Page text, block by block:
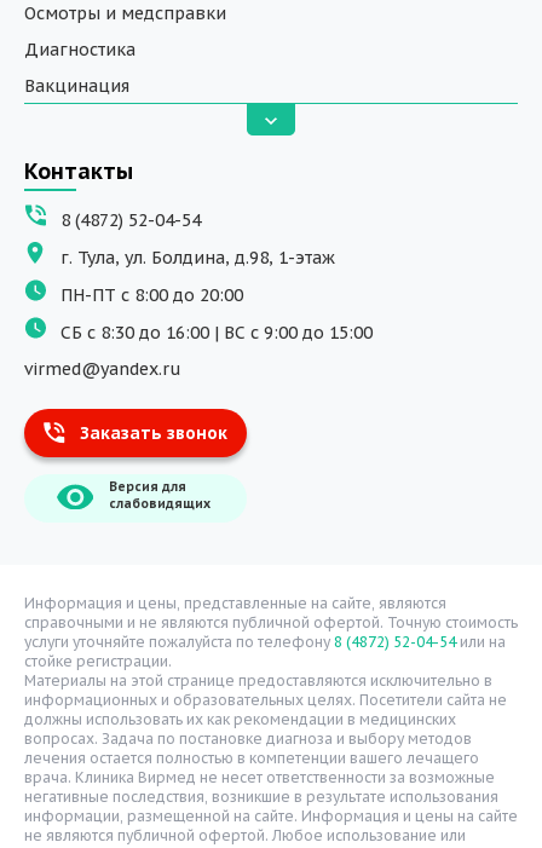
Осмотры и медсправки
Диагностика
Вакцинация
Вызов на дом
ДНК исследования
Программы обучения
Физиотерапия
ДМС
Массаж
Тест на хеликобактер
Информация
О компании
Расписание врачей
Надзорные органы
Статьи
Вопрос-ответ
Видео
Вакансии
Карта сайта
Контакты
8 (4872) 52-04-54
г. Тула, ул. Болдина, д.98, 1-этаж
ПН-ПТ с 8:00 до 20:00
СБ с 8:30 до 16:00 | ВС с 9:00 до 15:00
virmed@yandex.ru
Заказать звонок
Версия для
слабовидящих
Информация и цены, представленные на сайте, являются
справочными и не являются публичной офертой. Точную стоимость
услуги уточняйте пожалуйста по телефону 8 (4872) 52-04-54или на
стойке регистрации.
Материалы на этой странице предоставляются исключительно в
информационных и образовательных целях. Посетители сайта не
должны использовать их как рекомендации в медицинских
вопросах. Задача по постановке диагноза и выбору методов
лечения остается полностью в компетенции вашего лечащего
врача. Клиника Вирмед не несет ответственности за возможные
негативные последствия, возникшие в результате использования
информации, размещенной на сайте. Информация и цены на сайте
не являются публичной офертой. Любое использование или